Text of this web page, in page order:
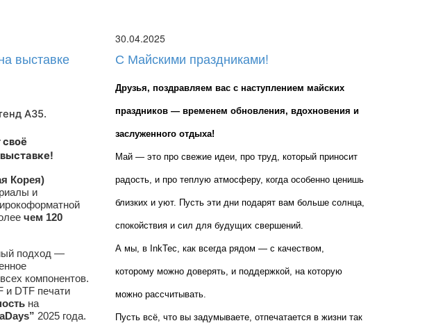
выставке
A35.
Корея)
и
чем 120
подход —
компонентов.
и DTF печати
на
2025 года.
30.04.2025
С Майскими праздниками!
Друзья, поздравляем вас с наступлением майских
праздников — временем обновления, вдохновения и
заслуженного отдыха!
Май — это про свежие идеи, про труд, который приносит
радость, и про теплую атмосферу, когда особенно ценишь
близких и уют. Пусть эти дни подарят вам больше солнца,
спокойствия и сил для будущих свершений.
А мы, в InkTec, как всегда рядом — с качеством,
которому можно доверять, и поддержкой, на которую
можно рассчитывать.
Пусть всё, что вы задумываете, отпечатается в жизни так